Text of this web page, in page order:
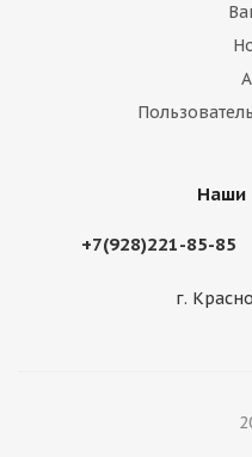
Наши
+7(928)221-85-85
г.